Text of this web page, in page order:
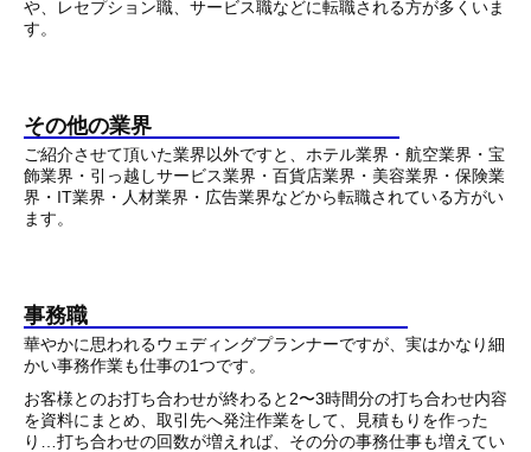
や、レセプション職、サービス職などに転職される方が多くいま
す。
その他の業界
ご紹介させて頂いた業界以外ですと、ホテル業界・航空業界・宝
飾業界・引っ越しサービス業界・百貨店業界・美容業界・保険業
界・IT業界・人材業界・広告業界などから転職されている方がい
ます。
事務職
華やかに思われるウェディングプランナーですが、実はかなり細
かい事務作業も仕事の1つです。
お客様とのお打ち合わせが終わると2〜3時間分の打ち合わせ内容
を資料にまとめ、取引先へ発注作業をして、見積もりを作った
り…打ち合わせの回数が増えれば、その分の事務仕事も増えてい